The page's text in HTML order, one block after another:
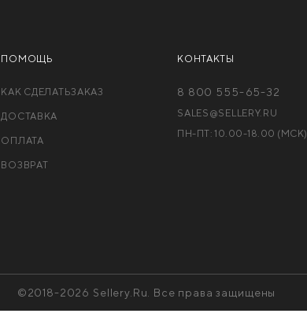
ПОМОЩЬ
КАК СДЕЛАТЬЗАКАЗ
ДОСТАВКА
ОПЛАТА
ВОЗВРАТ
КОНТАКТЫ
8 800 555-65-32
SALES@SELLERY.RU
ПН-ПТ: 10.00-18.00 (МCК)
©2018-2026 Sellery.Ru. Все права защищены